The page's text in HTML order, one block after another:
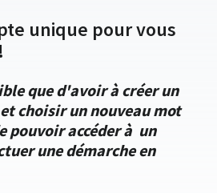
unique pour vous
que d'avoir à créer un
choisir un nouveau mot
pouvoir accéder à un
une démarche en